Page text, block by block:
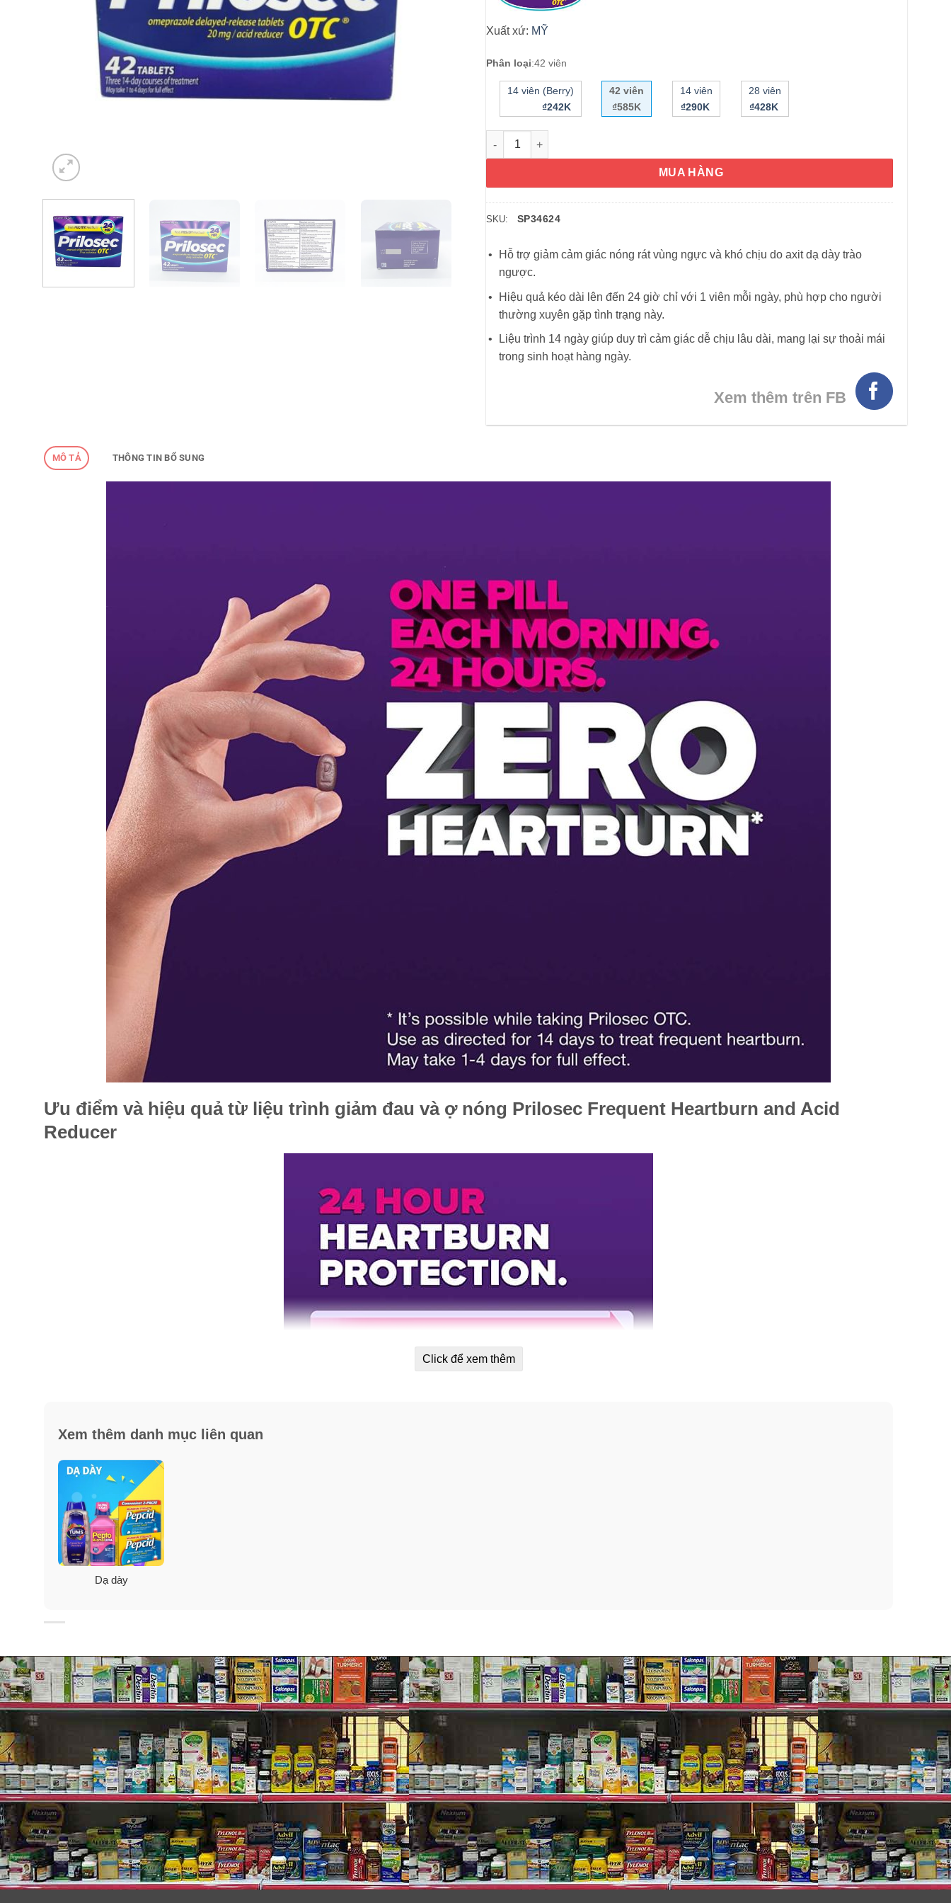
Xuất xứ: MỸ
Phân loại:42 viên
14 viên (Berry)
₫242K
42 viên
₫585K
14 viên
₫290K
28 viên
₫428K
Liệu trình cắt cơn đau dạ dày Prilosec Frequent Heartburn and Acid Reducer 42 viên số lượng
MUA HÀNG
SKU: SP34624
Hỗ trợ giảm cảm giác nóng rát vùng ngực và khó chịu do axit dạ dày trào
ngược.
Hiệu quả kéo dài lên đến 24 giờ chỉ với 1 viên mỗi ngày, phù hợp cho người
thường xuyên gặp tình trạng này.
Liệu trình 14 ngày giúp duy trì cảm giác dễ chịu lâu dài, mang lại sự thoải mái
trong sinh hoạt hàng ngày.
Xem thêm trên FB
MÔ TẢ THÔNG TIN BỔ SUNG
Ưu điểm và hiệu quả từ liệu trình giảm đau và ợ nóng Prilosec Frequent Heartburn and Acid
Reducer
Giảm ợ nóng xảy ra thường xuyên 2 hoặc nhiều ngày một tuần.
Hiệu quả suốt 24 giờ giảm ợ nóng.
✓Giảm đau dạ dày, trào ngược, ợ nóng.
✓Prilosec OTC là loại cải thiện chứng ợ nóng thường xuyên đầu tiên của OTC.
Prilosec OTC có hương vị truyền thốngOriginal và dâu rừngWildberry.
Click để xem thêm
Xem thêm danh mục liên quan
Dạ dày